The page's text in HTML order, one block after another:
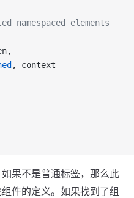
namespaced elements
, context
果不是普通标签，那么此
件的定义。如果找到了组